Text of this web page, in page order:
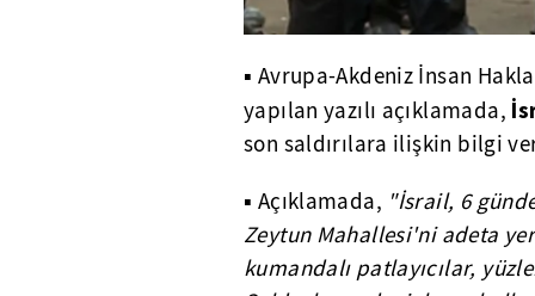
▪ Avrupa-Akdeniz İnsan
yapılan yazılı açıklamada,
son saldırılara ilişkin bilgi
▪ Açıklamada, "İsrail, 6
Zeytun Mahallesi'ni adeta
kumandalı patlayıcılar,